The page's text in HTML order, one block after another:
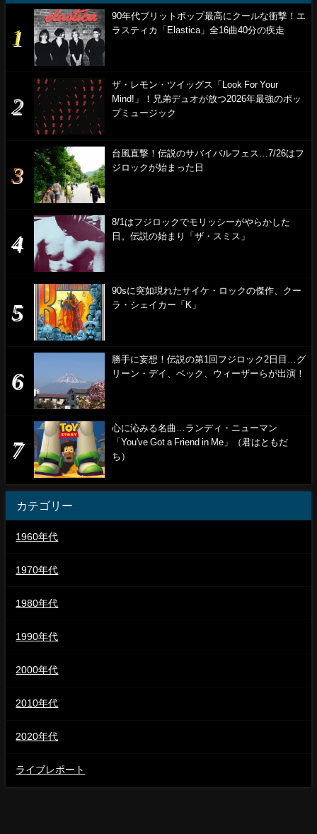
90年代ブリットポップ最高にクールな衝撃！エ
ラスティカ「Elastica」全16曲40分の疾走
ザ・レモン・ツイッグス「Look For Your
Mind!」！兄弟デュオが放つ2026年最強のポッ
プミュージック
台風直撃！伝説のサバイバルフェス…7/26はフ
ジロックが始まった日
8/1はフジロックでモリッシーがやらかした
日。伝説の始まり「ザ・スミス」
90sに突如現れたサイケ・ロックの傑作、クー
ラ・シェイカー「K」
勝手に妄想！伝説の第1回フジロック2日目…グ
リーン・デイ、ベック、ウィーザーらが出演！
心に沁みる名曲…ランディ・ニューマン
「You've Got a Friend in Me」（君はともだ
ち）
カテゴリー
1960年代
1970年代
1980年代
1990年代
2000年代
2010年代
2020年代
ライブレポート